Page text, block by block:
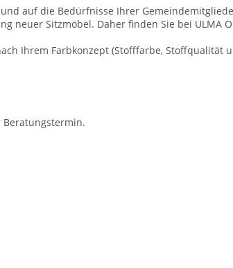
auf die Bedürfnisse Ihrer
neuer Sitzmöbel. Daher finden Sie bei ULMA
Ihrem Farbkonzept (Stofffarbe, Stoffqualität
Beratungstermin.